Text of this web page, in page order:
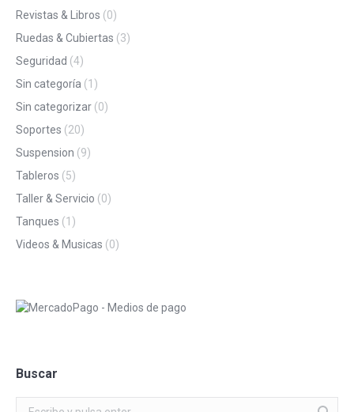
Revistas & Libros (0)
Ruedas & Cubiertas (3)
Seguridad (4)
Sin categoría (1)
Sin categorizar (0)
Soportes (20)
Suspension (9)
Tableros (5)
Taller & Servicio (0)
Tanques (1)
Videos & Musicas (0)
Buscar
Buscar: